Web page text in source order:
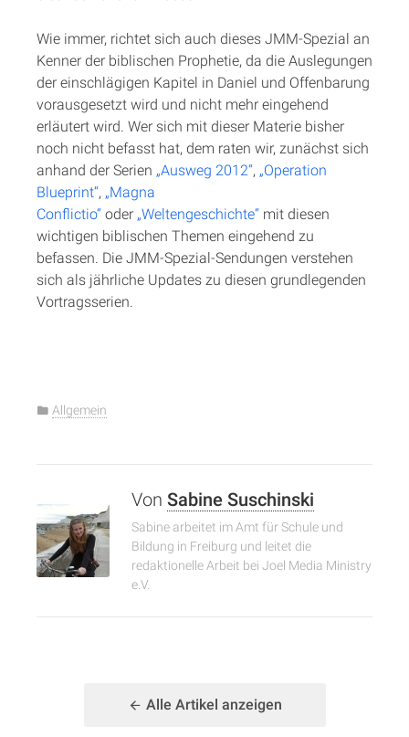
Wie immer, richtet sich auch dieses JMM-Spezial an
Kenner der biblischen Prophetie, da die Auslegungen
der einschlägigen Kapitel in Daniel und Offenbarung
vorausgesetzt wird und nicht mehr eingehend
erläutert wird. Wer sich mit dieser Materie bisher
noch nicht befasst hat, dem raten wir, zunächst sich
anhand der Serien „Ausweg 2012“, „Operation
Blueprint“, „Magna
Conflictio“ oder „Weltengeschichte“ mit diesen
wichtigen biblischen Themen eingehend zu
befassen. Die JMM-Spezial-Sendungen verstehen
sich als jährliche Updates zu diesen grundlegenden
Vortragsserien.
Allgemein
Von Sabine Suschinski
Sabine arbeitet im Amt für Schule und
Bildung in Freiburg und leitet die
redaktionelle Arbeit bei Joel Media Ministry
e.V.
Alle Artikel anzeigen